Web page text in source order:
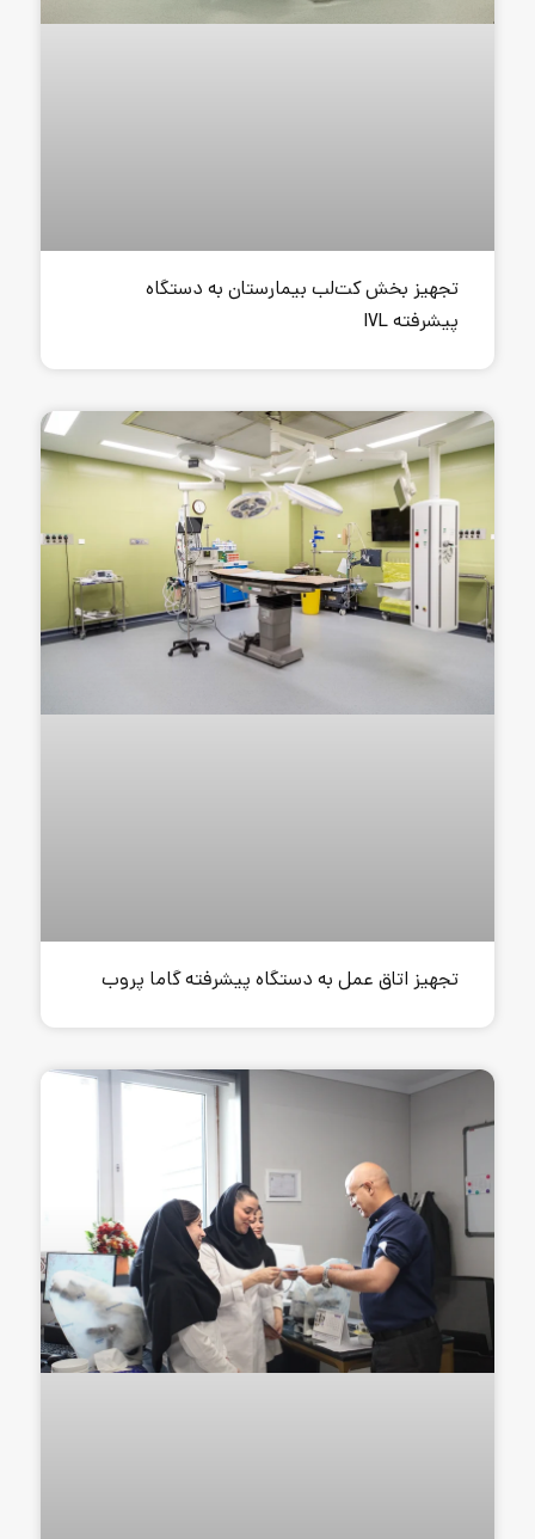
بیمارستان به دستگاه
به دستگاه پیشرفته گاما پروب